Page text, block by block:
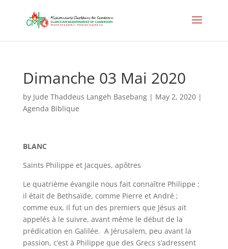
Dimanche 03 Mai 2020
by Jude Thaddeus Langeh Basebang| May 2, 2020|
Agenda Biblique
BLANC
Saints Philippe et Jacques, apôtres
Le quatrième évangile nous fait connaître Philippe :
il était de Bethsaïde, comme Pierre et André ;
comme eux, il fut un des premiers que Jésus ait
appelés à le suivre, avant même le début de la
prédication en Galilée. A Jérusalem, peu avant la
passion, c’est à Philippe que des Grecs s’adressent